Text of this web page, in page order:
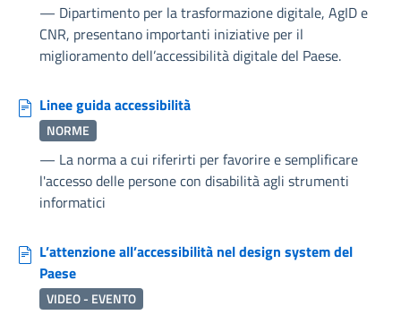
— Dipartimento per la trasformazione digitale, AgID e
CNR, presentano importanti iniziative per il
miglioramento dell’accessibilità digitale del Paese.
Linee guida accessibilità
NORME
— La norma a cui riferirti per favorire e semplificare
l'accesso delle persone con disabilità agli strumenti
informatici
L’attenzione all’accessibilità nel design system del
Paese
VIDEO - EVENTO